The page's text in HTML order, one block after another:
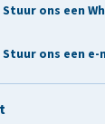
Stuur ons een
Stuur ons een e-